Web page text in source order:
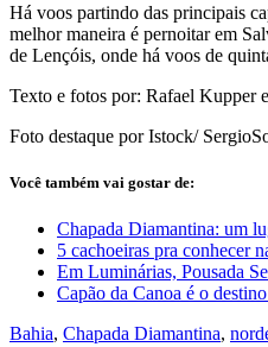
Há voos partindo das principais
melhor maneira é pernoitar em
de Lençóis, onde há voos de
Texto e fotos por: Rafael Kupper
Foto destaque por Istock/
Você também vai gostar de:
Chapada Diamantina: um
5 cachoeiras pra conhecer
Em Luminárias, Pousada
Capão da Canoa é o
Bahia, Chapada Diamantina,